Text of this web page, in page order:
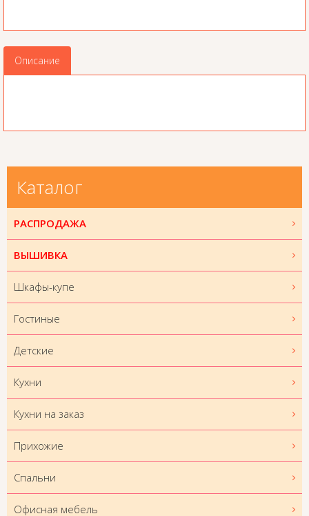
Описание
Каталог
РАСПРОДАЖА
ВЫШИВКА
Шкафы-купе
Гостиные
Детские
Кухни
Кухни на заказ
Прихожие
Спальни
Офисная мебель